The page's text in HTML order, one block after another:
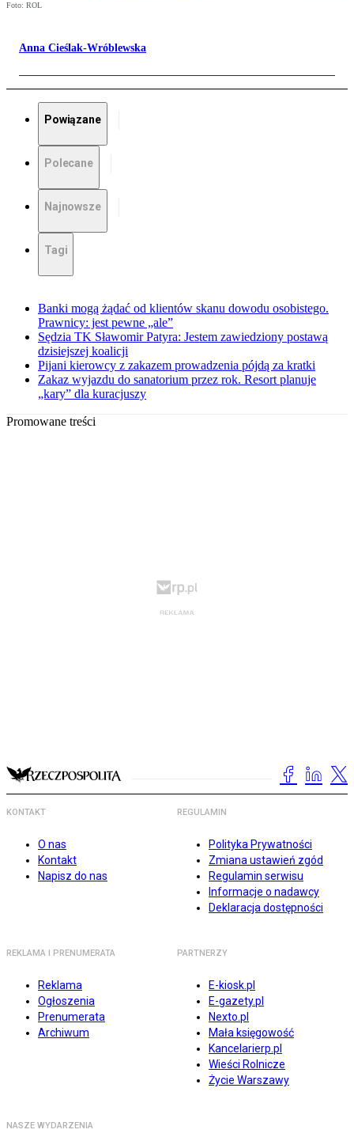
Foto: ROL
Anna Cieślak-Wróblewska
Powiązane
Polecane
Najnowsze
Tagi
Banki mogą żądać od klientów skanu dowodu osobistego.
Prawnicy: jest pewne „ale”
Sędzia TK Sławomir Patyra: Jestem zawiedziony postawą
dzisiejszej koalicji
Pijani kierowcy z zakazem prowadzenia pójdą za kratki
Zakaz wyjazdu do sanatorium przez rok. Resort planuje
„kary” dla kuracjuszy
Promowane treści
KONTAKT
O nas
Kontakt
Napisz do nas
REGULAMIN
Polityka Prywatności
Zmiana ustawień zgód
Regulamin serwisu
Informacje o nadawcy
Deklaracja dostępności
REKLAMA I PRENUMERATA
Reklama
Ogłoszenia
Prenumerata
Archiwum
PARTNERZY
E-kiosk.pl
E-gazety.pl
Nexto.pl
Mała księgowość
Kancelarierp.pl
Wieści Rolnicze
Życie Warszawy
NASZE WYDARZENIA